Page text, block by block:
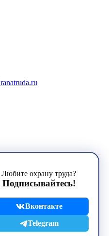
Любите охрану труда?
Подписывайтесь!
Вконтакте
Telegram